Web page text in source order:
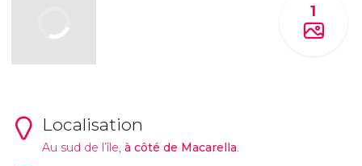
1
Localisation
Au sud de l’île, à côté de Macarella